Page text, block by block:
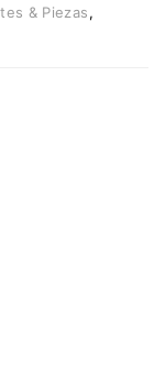
& Piezas,